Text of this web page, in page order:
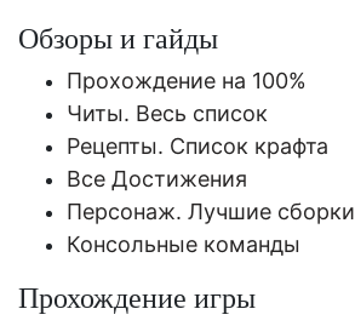
Обзоры и гайды
Прохождение на 100%
Читы. Весь список
Рецепты. Список крафта
Все Достижения
Персонаж. Лучшие сборки
Консольные команды
Прохождение игры